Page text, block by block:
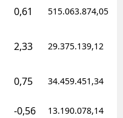
0,61 515.063.874,05
2,33 29.375.139,12
0,75 34.459.451,34
-0,56 13.190.078,14